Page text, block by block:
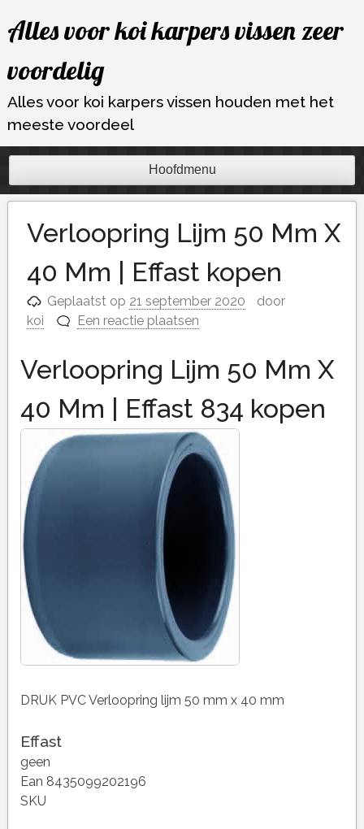
naar
inhoud
Alles voor koi karpers vissen zeer
voordelig
Alles voor koi karpers vissen houden met het
meeste voordeel
Hoofdmenu
Verloopring Lijm 50 Mm X
40 Mm | Effast kopen
Geplaatst op 21 september 2020
door
koi
Een reactie plaatsen
Verloopring Lijm 50 Mm X
40 Mm | Effast 834 kopen
DRUK PVC Verloopring lijm 50 mm x 40 mm
Effast
geen
Ean 8435099202196
SKU